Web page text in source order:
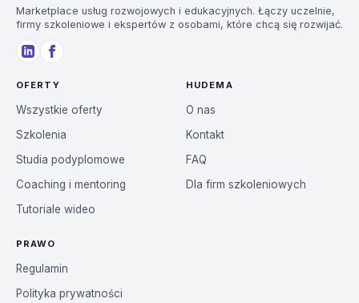
Marketplace usług rozwojowych i edukacyjnych. Łączy uczelnie,
firmy szkoleniowe i ekspertów z osobami, które chcą się rozwijać.
OFERTY
Wszystkie oferty
Szkolenia
Studia podyplomowe
Coaching i mentoring
Tutoriale wideo
HUDEMA
O nas
Kontakt
FAQ
Dla firm szkoleniowych
PRAWO
Regulamin
Polityka prywatności